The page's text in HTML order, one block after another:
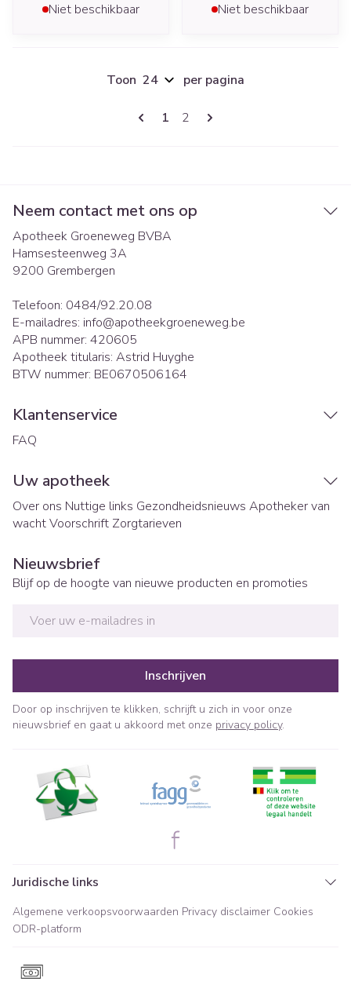
Niet beschikbaar Niet beschikbaar
Pagina's
U lees momenteel pagina
1 Pagina
2
Toon per pagina
Neem contact met ons op
Apotheek Groeneweg BVBA
Hamsesteenweg 3A
9200 Grembergen
Telefoon: 0484/92.20.08
E-mailadres: info@apotheekgroeneweg.be
APB nummer: 420605
Apotheek titularis: Astrid Huyghe
BTW nummer: BE0670506164
Klantenservice
FAQ
Uw apotheek
Over ons Nuttige links Gezondheidsnieuws Apotheker van
wachtVoorschrift Zorgtarieven
Nieuwsbrief
Blijf op de hoogte van nieuwe producten en promoties
Inschrijven
Door op inschrijven te klikken, schrijft u zich in voor onze
nieuwsbrief en gaat u akkoord met onze privacy policy.
Juridische links
Algemene verkoopsvoorwaarden Privacy disclaimer Cookies
ODR-platform